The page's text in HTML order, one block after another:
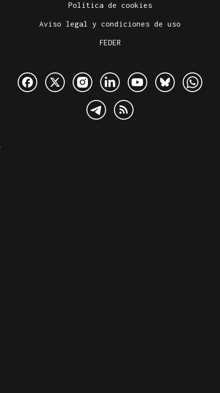
Política de cookies
Aviso legal y condiciones de uso
FEDER